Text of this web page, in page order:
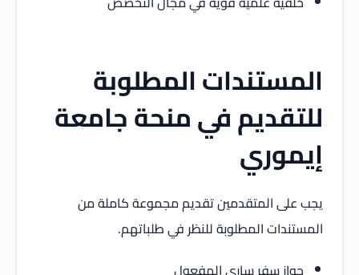
المستندات المطلوبة
للتقديم في منحة جامعة
إيموري
يجب على المتقدمين تقديم مجموعة كاملة من
المستندات المطلوبة للنظر في طلباتهم.
جواز سفر ساري المفعول